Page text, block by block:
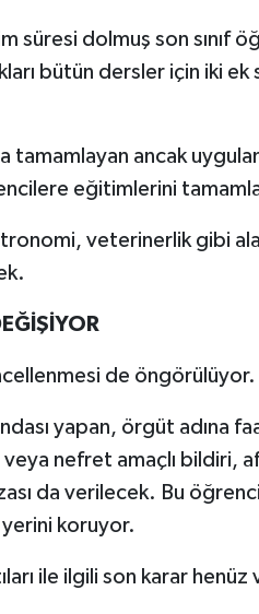
süresi dolmuş son sınıf
bütün dersler için iki ek
tamamlayan ancak
eğitimlerini
veterinerlik gibi
de öngörülüyor.
yapan, örgüt adına
nefret amaçlı bildiri,
da verilecek. Bu
koruyor.
ile ilgili son karar